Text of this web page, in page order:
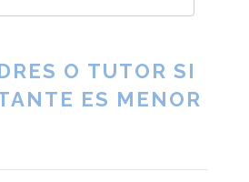
O TUTOR SI
ES MENOR